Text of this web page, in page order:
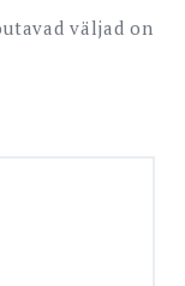
väljad on